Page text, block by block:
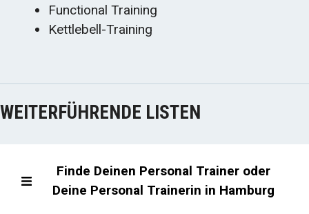
Functional Training
Kettlebell-Training
WEITERFÜHRENDE LISTEN
Finde Deinen Personal Trainer oder
Deine Personal Trainerin in Hamburg